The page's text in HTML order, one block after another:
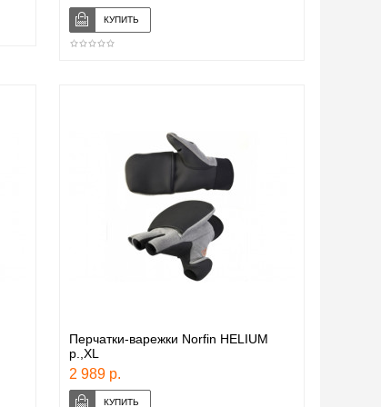
Перчатки-варежки Norfin HELIUM
р.,XL
2 989 р.